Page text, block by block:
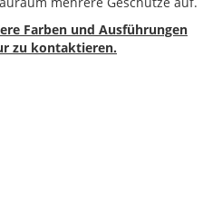
Farben und Ausführungen
zu kontaktieren.